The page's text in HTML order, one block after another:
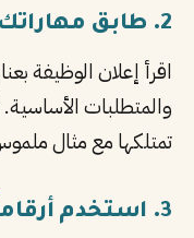
2. طابق مهاراتك مع متطلبات الوظيفة
اقرأ إعلان الوظيفة
والمتطلبات
تمتلكها مع مثال
3. استخدم أرقاماً وإنجازات قابلة للقياس